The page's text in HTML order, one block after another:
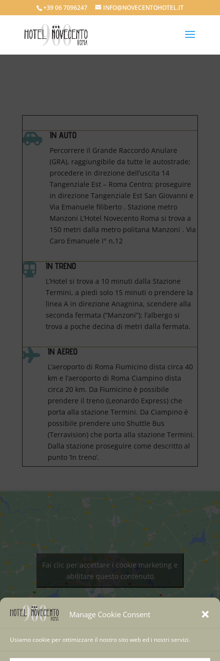
Manage Cookie Consent
Usiamo cookie per ottimizzare il nostro sito web ed i nostri servizi.
+39 06 7096247 INFO@NOVECENTOHOTEL.IT
 IN AUTO
Percorrere il Grande Raccordo Anulare
(GRA), raggiungibile da tutte le autostrade;
procedere in direzione dell’uscita 14
Tangenziale Est – Roma Centro; proseguire
in direzione Tangenziale Est San Giovanni e
Via Emanuele filiberto . Stazione metro
Manzoni L’Hotel Novecento Roma si trova a
150 metri dalla metro politana Manzoni . Via
Caro Emanuele I° n,12
 IN TRENO
L’Hotel si trova a 10 minuti dalla Stazione
Termini, a piedi solo 15 minuti o prendere la
linea A in direzione Anagnina, scendere alla
seconda fermata (“Manzoni”); l’albergo si
trova a poche decina di metri dalla fermata.
 IN AEREO
L’aeroporto di Roma Fiumicino dista circa 40
km e l’aeroporto di Roma Ciampino dista
circa 20 km. Da Fiumicino è possibile
prendere il treno (Leonardo Express) che
porta alla stazione Termini. Da Ciampino è
possibile prendere uno Shuttle Bus
(Terravision) che porta alla stazione Termini.
Dalla stazione proseguire come descritto al
punto ‘In treno’.
Fai clic per accettare i cookie marketing e
abilitare questo contenuto